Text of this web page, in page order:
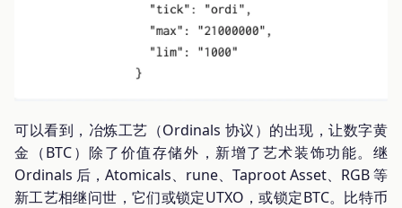
可以看到，冶炼工艺（Ordinals 协议）的出现，让数字黄
金（BTC）除了价值存储外，新增了艺术装饰功能。继
Ordinals 后，Atomicals、rune、Taproot Asset、RGB 等
新工艺相继问世，它们或锁定UTXO，或锁定BTC。比特币